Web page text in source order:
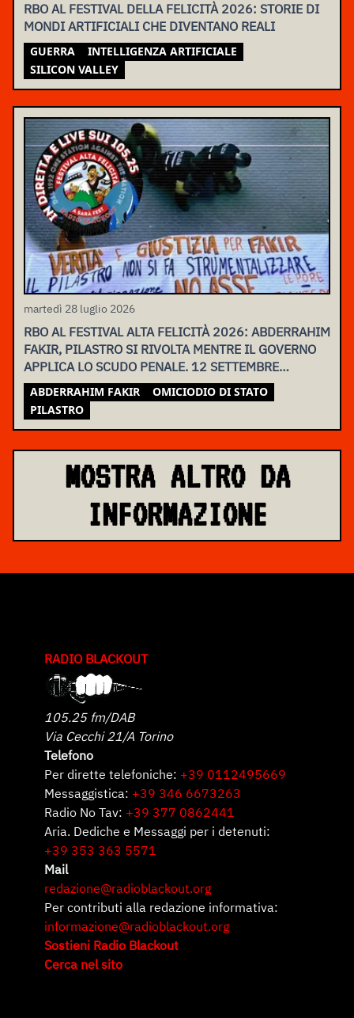
RBO AL FESTIVAL DELLA FELICITÀ 2026: STORIE DI
MONDI ARTIFICIALI CHE DIVENTANO REALI
GUERRA
INTELLIGENZA ARTIFICIALE
SILICON VALLEY
martedì 28 luglio 2026
RBO AL FESTIVAL ALTA FELICITÀ 2026: ABDERRAHIM
FAKIR, PILASTRO SI RIVOLTA MENTRE IL GOVERNO
APPLICA LO SCUDO PENALE. 12 SETTEMBRE
ASSEMBLEA NAZIONALE
ABDERRAHIM FAKIR
OMICIODIO DI STATO
PILASTRO
MOSTRA ALTRO DA
INFORMAZIONE
RADIO BLACKOUT
105.25 fm/DAB
Via Cecchi 21/A Torino
Telefono
Per dirette telefoniche: +39 0112495669
Messaggistica: +39 346 6673263
Radio No Tav: +39 377 0862441
Aria. Dediche e Messaggi per i detenuti:
+39 353 363 5571
Mail
redazione@radioblackout.org
Per contributi alla redazione informativa:
informazione@radioblackout.org
Sostieni Radio Blackout
Cerca nel sito